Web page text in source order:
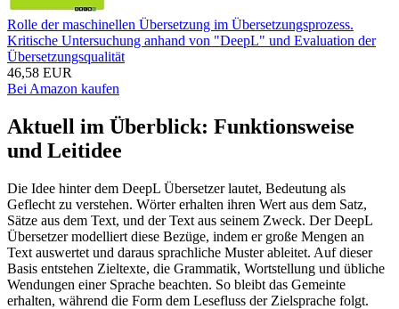
Rolle der maschinellen Übersetzung im Übersetzungsprozess.
Kritische Untersuchung anhand von "DeepL" und Evaluation der
Übersetzungsqualität
46,58 EUR
Bei Amazon kaufen
Aktuell im Überblick: Funktionsweise
und Leitidee
Die Idee hinter dem DeepL Übersetzer lautet, Bedeutung als
Geflecht zu verstehen. Wörter erhalten ihren Wert aus dem Satz,
Sätze aus dem Text, und der Text aus seinem Zweck. Der DeepL
Übersetzer modelliert diese Bezüge, indem er große Mengen an
Text auswertet und daraus sprachliche Muster ableitet. Auf dieser
Basis entstehen Zieltexte, die Grammatik, Wortstellung und übliche
Wendungen einer Sprache beachten. So bleibt das Gemeinte
erhalten, während die Form dem Lesefluss der Zielsprache folgt.